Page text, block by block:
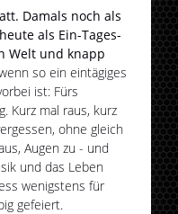
Damals noch als
als Ein-Tages-
Welt und knapp
so ein eintägiges
ist: Fürs
Kurz mal raus, kurz
ohne gleich
Augen zu - und
und das Leben
wenigstens für
gefeiert.